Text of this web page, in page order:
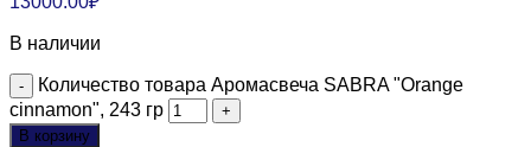
В наличии
Количество товара Аромасвеча SABRA "Orange
cinnamon", 243 гр
В корзину